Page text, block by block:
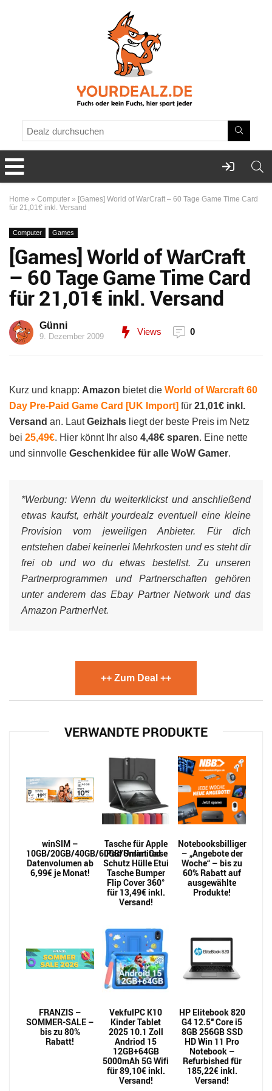
Home » Computer » [Games] World of WarCraft – 60 Tage Game Time Card
für 21,01€ inkl. Versand
Computer Games
[Games] World of WarCraft
– 60 Tage Game Time Card
für 21,01€ inkl. Versand
Günni
9. Dezember 2009 Views 0
Kurz und knapp: Amazon bietet die World of Warcraft 60
Day Pre-Paid Game Card [UK Import] für 21,01€ inkl.
Versand an. LautGeizhals liegt der beste Preis im Netz
bei 25,49€. Hier könnt Ihr also 4,48€ sparen. Eine nette
und sinnvolle Geschenkidee für alle WoW Gamer.
*Werbung: Wenn du weiterklickst und anschließend
etwas kaufst, erhält yourdealz eventuell eine kleine
Provision vom jeweiligen Anbieter. Für dich
entstehen dabei keinerlei Mehrkosten und es steht dir
frei ob und wo du etwas bestellst. Zu unseren
Partnerprogrammen und Partnerschaften gehören
unter anderem das Ebay Partner Network und das
Amazon PartnerNet.
++ Zum Deal ++
VERWANDTE PRODUKTE
winSIM –
10GB/20GB/40GB/60GB/Unlimited
Datenvolumen ab
6,99€ je Monat!
Tasche für Apple
iPad Smart Case
Schutz Hülle Etui
Tasche Bumper
Flip Cover 360°
für 13,49€ inkl.
Versand!
Notebooksbilliger
– „Angebote der
Woche“ – bis zu
60% Rabatt auf
ausgewählte
Produkte!
FRANZIS –
SOMMER-SALE –
bis zu 80%
Rabatt!
VekfulPC K10
Kinder Tablet
2025 10.1 Zoll
Andriod 15
12GB+64GB
5000mAh 5G Wifi
für 89,10€ inkl.
Versand!
HP Elitebook 820
G4 12.5″ Core i5
8GB 256GB SSD
HD Win 11 Pro
Notebook –
Refurbished für
185,22€ inkl.
Versand!